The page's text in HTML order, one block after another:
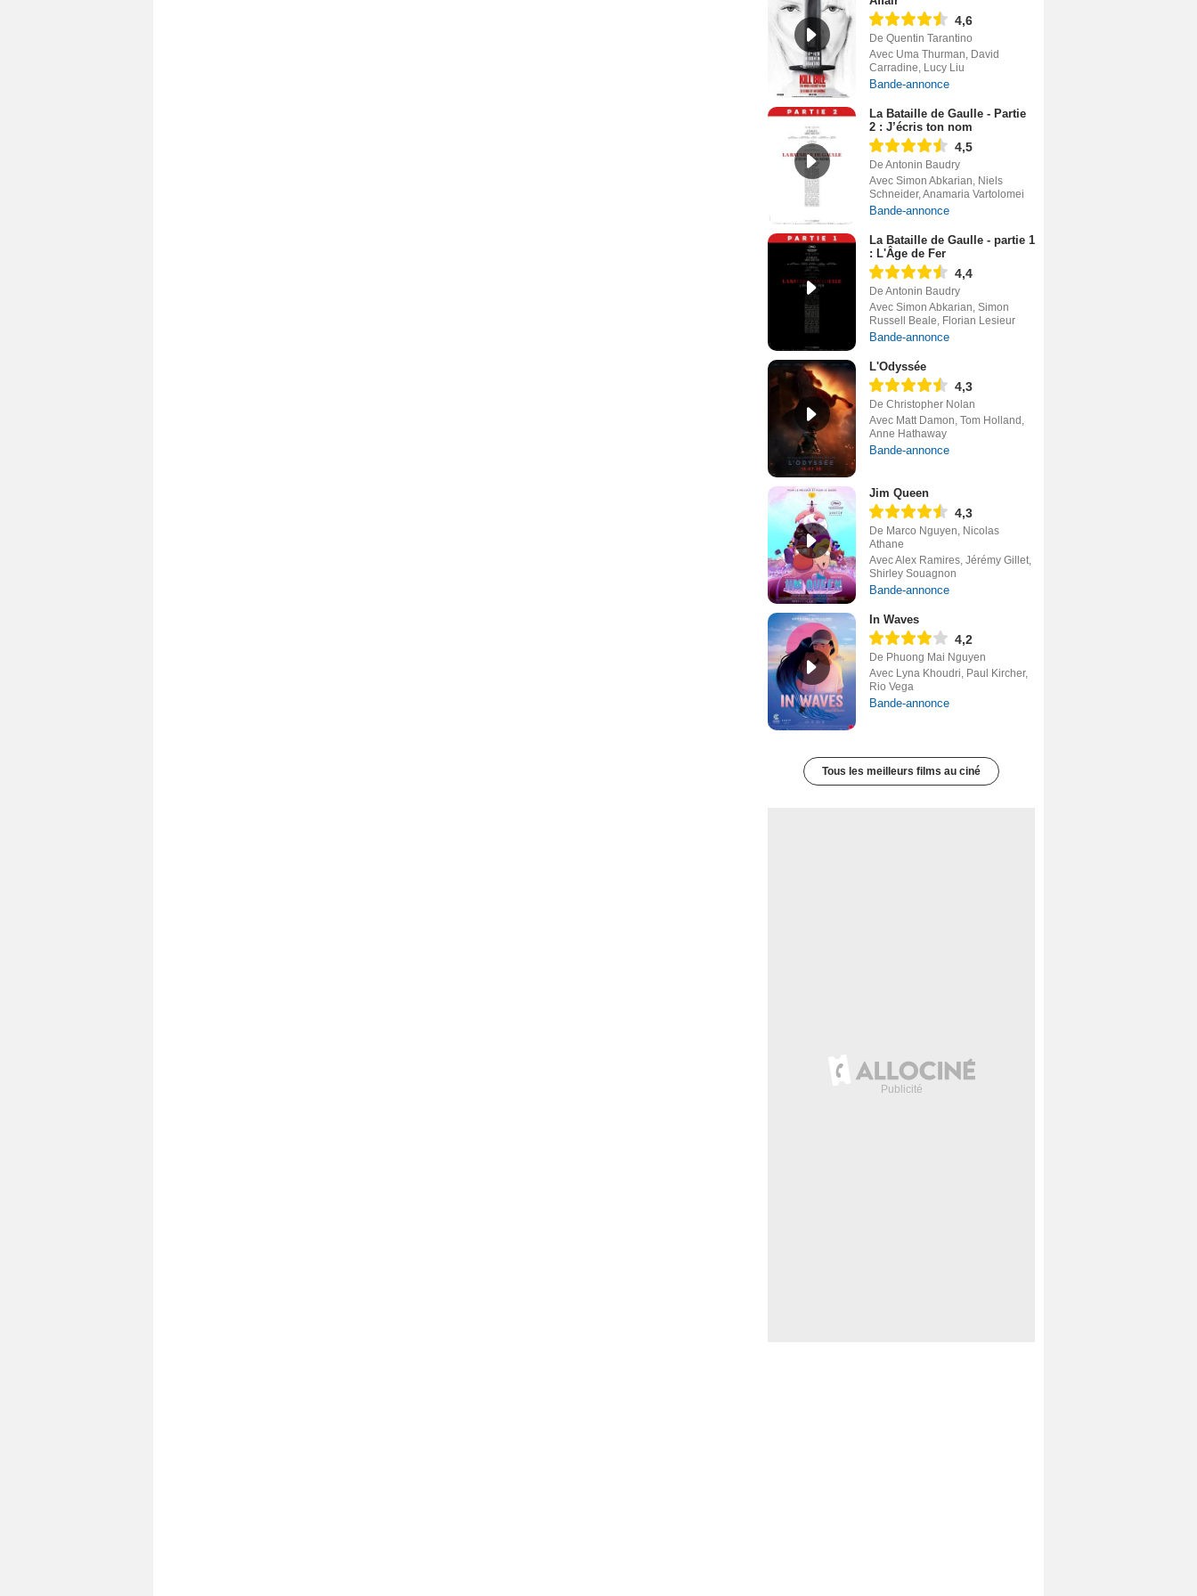
4,6
De Quentin Tarantino
Avec Uma Thurman, David
Carradine, Lucy Liu
Bande-annonce
La Bataille de Gaulle - Partie
2 : J’écris ton nom
4,5
De Antonin Baudry
Avec Simon Abkarian, Niels
Schneider, Anamaria Vartolomei
Bande-annonce
La Bataille de Gaulle - partie 1
: L'Âge de Fer
4,4
De Antonin Baudry
Avec Simon Abkarian, Simon
Russell Beale, Florian Lesieur
Bande-annonce
L'Odyssée
4,3
De Christopher Nolan
Avec Matt Damon, Tom Holland,
Anne Hathaway
Bande-annonce
Jim Queen
4,3
De Marco Nguyen, Nicolas
Athane
Avec Alex Ramires, Jérémy Gillet,
Shirley Souagnon
Bande-annonce
In Waves
4,2
De Phuong Mai Nguyen
Avec Lyna Khoudri, Paul Kircher,
Rio Vega
Bande-annonce
Tous les meilleurs films au ciné